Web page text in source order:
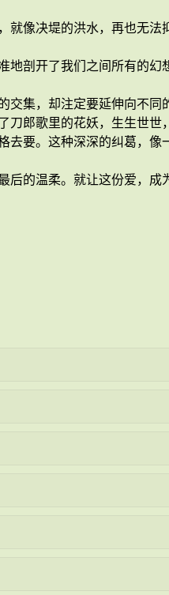
像决堤的洪水，再也无法
剖开了我们之间所有的幻
集，却注定要延伸向不同
郎歌里的花妖，生生世世
要。这种深深的纠葛，像
的温柔。就让这份爱，成